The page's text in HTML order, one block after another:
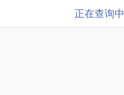
正在查询中